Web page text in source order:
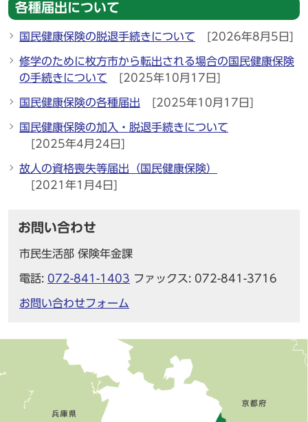
各種届出について
国民健康保険の脱退手続きについて [2026年8月5日]
修学のために枚方市から転出される場合の国民健康保険
の手続きについて
[2025年10月17日]
国民健康保険の各種届出 [2025年10月17日]
国民健康保険の加入・脱退手続きについて
[2025年4月24日]
故人の資格喪失等届出（国民健康保険）
[2021年1月4日]
お問い合わせ
市民生活部 保険年金課
電話: 072-841-1403 ファックス: 072-841-3716
お問い合わせフォーム